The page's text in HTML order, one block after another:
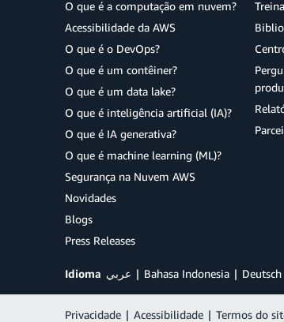
O que é a computação em nuvem?
Acessibilidade da AWS
O que é o DevOps?
O que é um contêiner?
O que é um data lake?
O que é inteligência artificial (IA)?
O que é IA generativa?
O que é machine learning (ML)?
Segurança na Nuvem AWS
Novidades
Blogs
Press Releases
Idioma عربي Bahasa Indonesia Deutsch
Privacidade | Acessibilidade | Termos do